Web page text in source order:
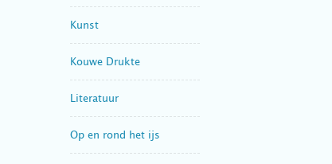
Kunst
Kouwe Drukte
Literatuur
Op en rond het ijs